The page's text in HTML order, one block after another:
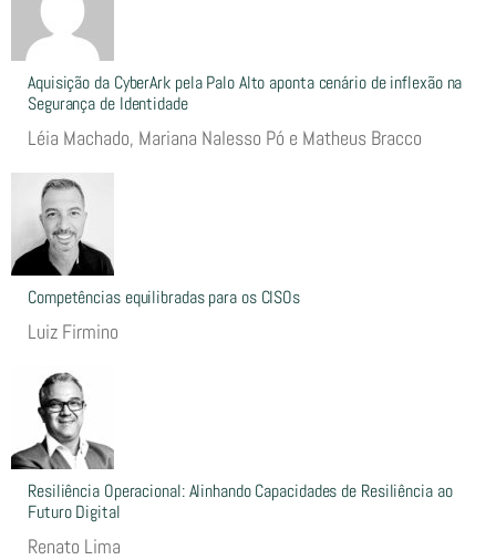
Aquisição da CyberArk pela Palo Alto aponta cenário de inflexão na
Segurança de Identidade
Léia Machado, Mariana Nalesso Pó e Matheus Bracco
Competências equilibradas para os CISOs
Luiz Firmino
Resiliência Operacional: Alinhando Capacidades de Resiliência ao
Futuro Digital
Renato Lima